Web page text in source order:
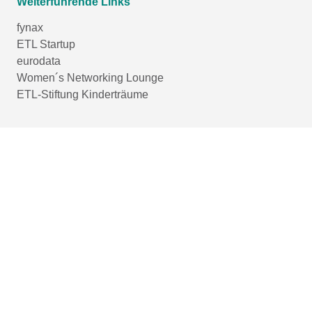
fynax
ETL Startup
eurodata
Women´s Networking Lounge
ETL-Stiftung Kinderträume